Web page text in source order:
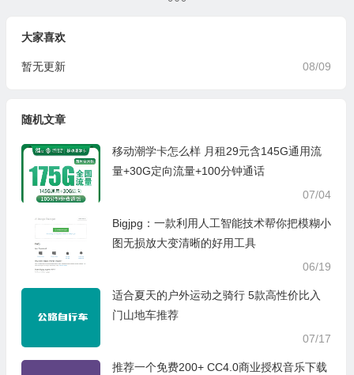
大家喜欢
08/09
暂无更新
随机文章
移动潮学卡怎么样 月租29元含145G通用流
量+30G定向流量+100分钟通话
07/04
Bigjpg：一款利用人工智能技术帮你把模糊小
图无损放大变清晰的好用工具
06/19
适合夏天的户外运动之骑行 5款高性价比入
门山地车推荐
07/17
推荐一个免费200+ CC4.0商业授权音乐下载